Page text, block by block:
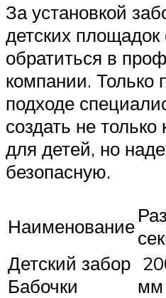
За установкой
детских площадок
обратиться в
компании. Только
подходе
создать не
для детей, но
безопасную.
Наименование
Детский забор
Бабочки
мм